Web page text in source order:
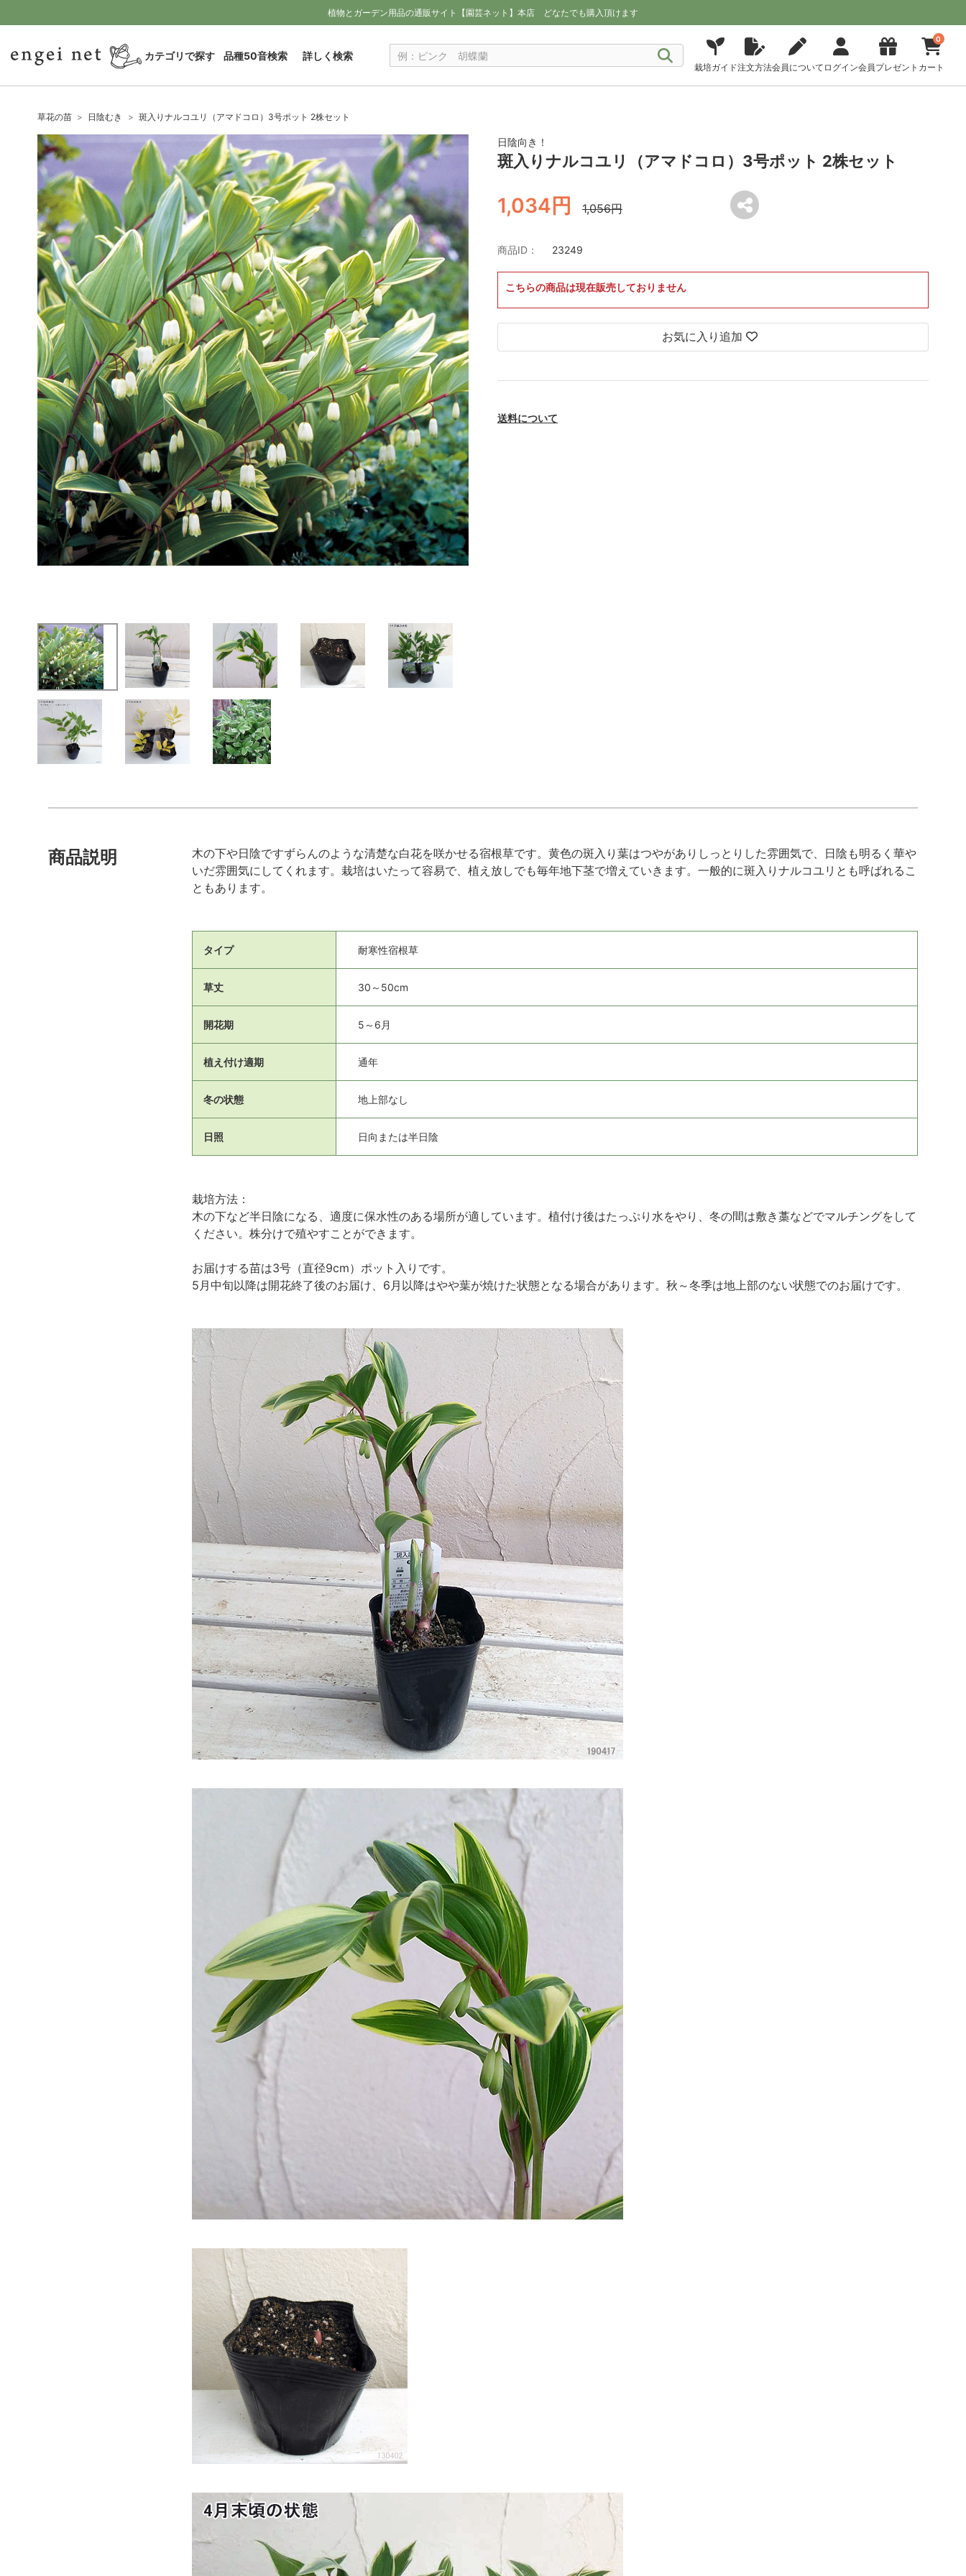
植物とガーデン用品の通販サイト【園芸ネット】本店 どなたでも購入頂けます
カテゴリで探す 品種50音検索 詳しく検索
栽培ガイド注文方法会員について ログイン会員プレゼント
0
カート
草花の苗 日陰むき 斑入りナルコユリ（アマドコロ）3号ポット 2株セット
日陰向き！
斑入りナルコユリ（アマドコロ）3号ポット 2株セット
1,034円 1,056円
商品ID： 23249
こちらの商品は現在販売しておりません
お気に入り追加
送料について
商品説明
木の下や日陰ですずらんのような清楚な白花を咲かせる宿根草です。黄色の斑入り葉はつやがありしっとりした雰囲気で、日陰も明るく華や
いだ雰囲気にしてくれます。栽培はいたって容易で、植え放しでも毎年地下茎で増えていきます。一般的に斑入りナルコユリとも呼ばれるこ
ともあります。
タイプ 耐寒性宿根草
草丈 30～50cm
開花期 5～6月
植え付け適期 通年
冬の状態 地上部なし
日照 日向または半日陰
栽培方法：
木の下など半日陰になる、適度に保水性のある場所が適しています。植付け後はたっぷり水をやり、冬の間は敷き藁などでマルチングをして
ください。株分けで殖やすことができます。
お届けする苗は3号（直径9cm）ポット入りです。
5月中旬以降は開花終了後のお届け、6月以降はやや葉が焼けた状態となる場合があります。秋～冬季は地上部のない状態でのお届けです。